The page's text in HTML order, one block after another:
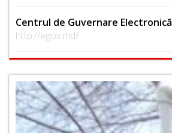
Centrul de Guvernare Electronică
http://egov.md/